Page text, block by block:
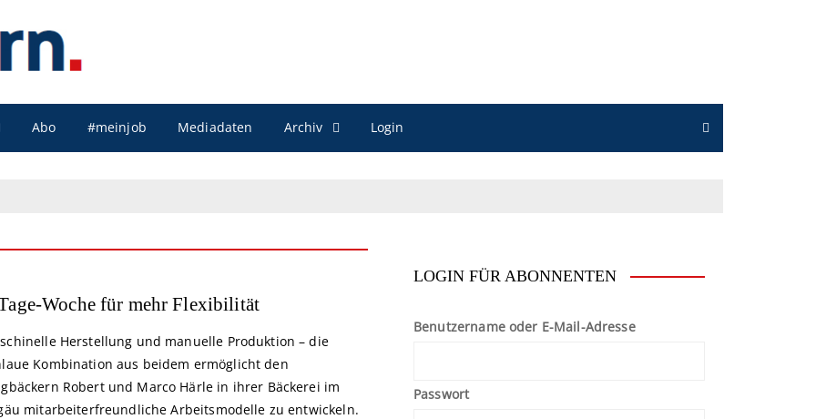
Abo #meinjob Mediadaten Archiv Login
Woche für mehr Flexibilität
Herstellung und manuelle Produktion – die
Kombination aus beidem ermöglicht den
Robert und Marco Härle in ihrer Bäckerei im
mitarbeiterfreundliche Arbeitsmodelle zu entwickeln.
LOGIN FÜR ABONNENTEN
Benutzername oder E-Mail-Adresse
Passwort